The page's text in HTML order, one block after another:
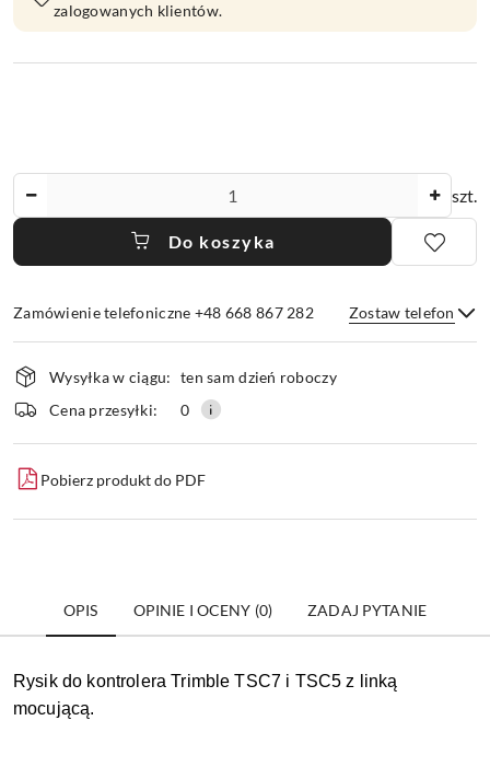
zalogowanych klientów.
szt.
Do koszyka
Zamówienie telefoniczne +48 668 867 282 Zostaw telefon
Wyślij
Dostępność
i
dostawa
Wysyłka w ciągu: ten sam dzień roboczy
Cena przesyłki:
0
Pobierz produkt do PDF
OPIS OPINIE I OCENY (0) ZADAJ PYTANIE
Rysik do kontrolera Trimble TSC7 i TSC5 z linką
mocującą.